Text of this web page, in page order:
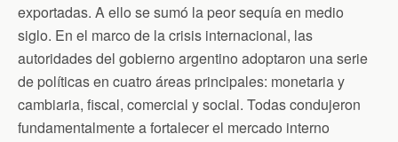
exportadas. A ello se sumó la peor sequía en medio
siglo. En el marco de la crisis internacional, las
autoridades del gobierno argentino adoptaron una serie
de políticas en cuatro áreas principales: monetaria y
cambiaria, fiscal, comercial y social. Todas condujeron
fundamentalmente a fortalecer el mercado interno